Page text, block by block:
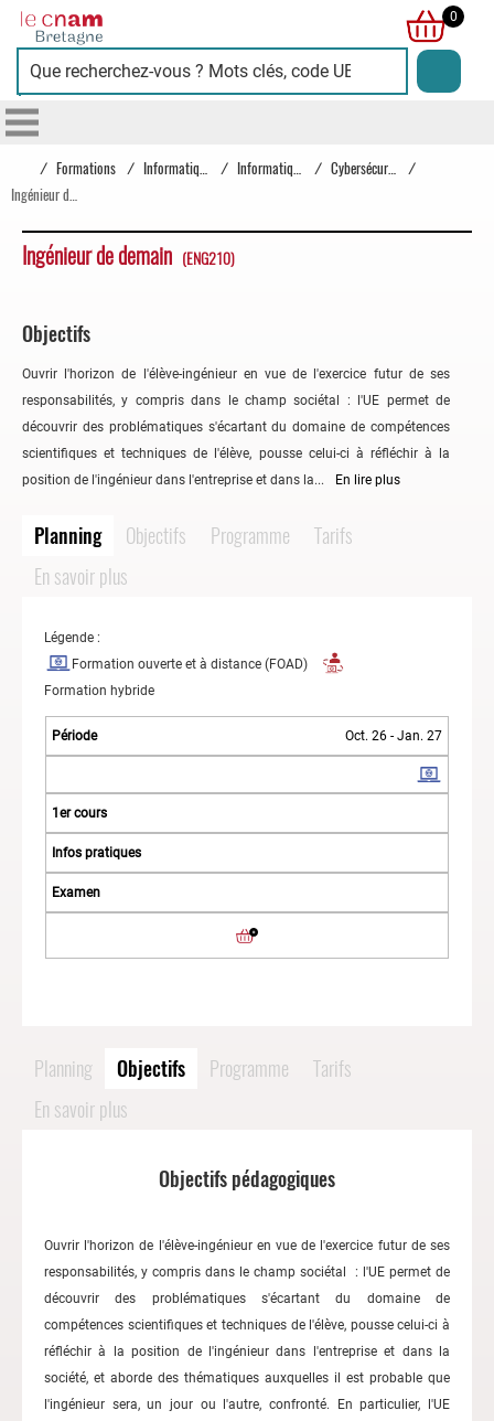
Cnam
Bretagne
0
/ Formations / / /
/
Ingénieur de demain (ENG210)
Objectifs
Ouvrir l'horizon de l'élève-ingénieur en vue de l'exercice futur de ses
responsabilités, y compris dans le champ sociétal : l'UE permet de
découvrir des problématiques s'écartant du domaine de compétences
scientifiques et techniques de l'élève, pousse celui-ci à réfléchir à la
position de l'ingénieur dans l'entreprise et dans la...
En lire plus
Planning Objectifs Programme
Tarifs
En savoir plus
Légende :
Formation ouverte et à distance (FOAD)
Formation hybride
Oct. 26 - Jan. 27
Planning Objectifs Programme
Tarifs
En savoir plus
Objectifs pédagogiques
Ouvrir l'horizon de l'élève-ingénieur en vue de l'exercice futur de ses
responsabilités, y compris dans le champ sociétal : l'UE permet de
découvrir des problématiques s'écartant du domaine de
compétences scientifiques et techniques de l'élève, pousse celui-ci à
réfléchir à la position de l'ingénieur dans l'entreprise et dans la
société, et aborde des thématiques auxquelles il est probable que
l'ingénieur sera, un jour ou l'autre, confronté. En particulier, l'UE